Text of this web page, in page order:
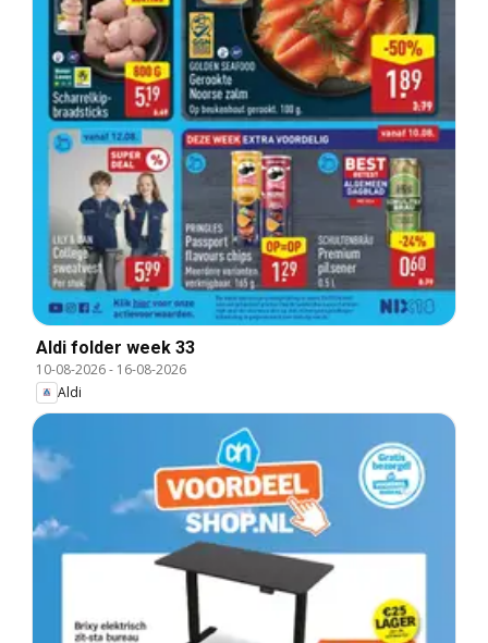
Aldi folder week 33
10-08-2026- 16-08-2026
Aldi